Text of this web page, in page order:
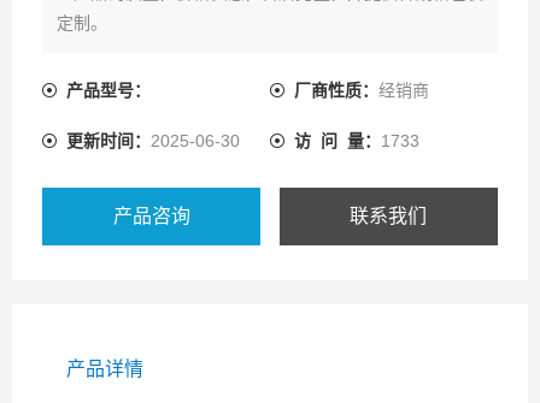
定制。
产品型号： 厂商性质： 经销商
更新时间： 2025-06-30 访 问 量： 1733
产品咨询 联系我们
产品详情